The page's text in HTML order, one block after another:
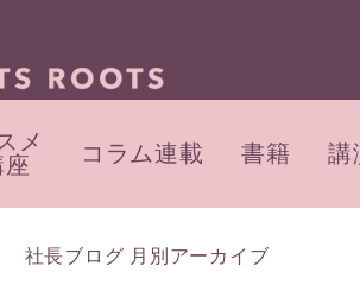
メ コラム連載 書籍 講
社長ブログ 月別アーカイブ